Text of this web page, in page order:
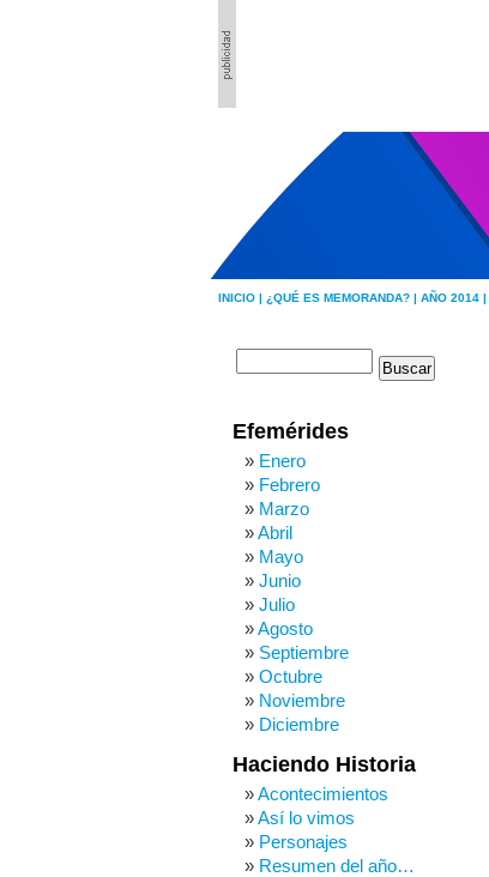
INICIO | ¿QUÉ ES MEMORANDA? | AÑO 2014 |
Efemérides
Enero
Febrero
Marzo
Abril
Mayo
Junio
Julio
Agosto
Septiembre
Octubre
Noviembre
Diciembre
Haciendo Historia
Acontecimientos
Así lo vimos
Personajes
Resumen del año…